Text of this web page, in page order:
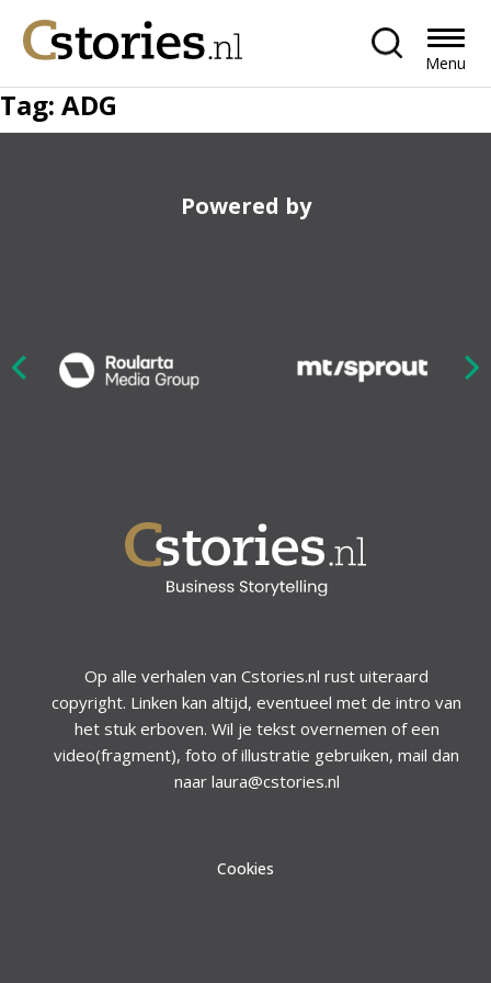
Menu
Tag: ADG
Powered by
Op alle verhalen van Cstories.nl rust uiteraard
copyright. Linken kan altijd, eventueel met de intro van
het stuk erboven. Wil je tekst overnemen of een
video(fragment), foto of illustratie gebruiken, mail dan
naar laura@cstories.nl
Cookies